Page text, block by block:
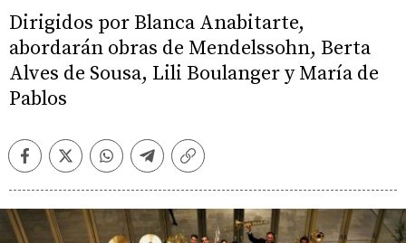
Dirigidos por Blanca Anabitarte,
abordarán obras de Mendelssohn, Berta
Alves de Sousa, Lili Boulanger y María de
Pablos
FacebookTwitterWhatsappTelegramCopiar